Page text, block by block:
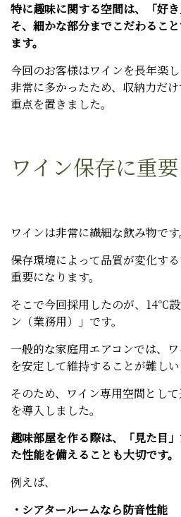
特に趣味に関する空間は、「好
そ、細かな部分までこだわるこ
ます。
今回のお客様はワインを長年楽
非常に多かったため、収納力だ
重点を置きました。
ワイン保存に重
ワインは非常に繊細な飲み物です
保存環境によって品質が変化す
重要になります。
そこで今回採用したのが、14℃
ン（業務用）」です。
一般的な家庭用エアコンでは、
を安定して維持することが難しい
そのため、ワイン専用空間とし
を導入しました。
趣味部屋を作る際は、「見た目
た性能を備えることも大切です。
例えば、
・シアタールームなら防音性能